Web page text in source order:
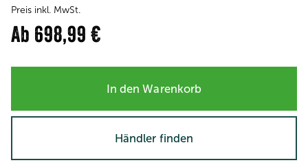
Preis inkl. MwSt.
Ab 698,99 €
In den Warenkorb
Händler finden